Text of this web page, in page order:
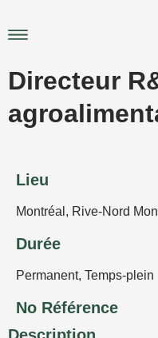
auMain
Directeur
Lieu
Montréal , Rive-Nord
Durée
Permanent, Temps-plein
No Référence